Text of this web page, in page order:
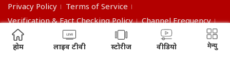
Privacy Policy
Terms of Service
Verification & Fact Checking Policy
Channel Frequency
©2026 India Daily. All right reserved.
होम लाइव टीवी स्टोरीज वीडियो मेन्यु